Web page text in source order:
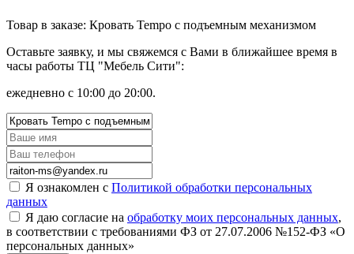
Товар в заказе: Кровать Tempo с подъемным механизмом
Оставьте заявку, и мы свяжемся с Вами в ближайшее время в
часы работы ТЦ "Мебель Сити":
ежедневно с 10:00 до 20:00.
Я ознакомлен с Политикой обработки персональных
данных
Я даю согласие на обработку моих персональных данных,
в соответствии с требованиями ФЗ от 27.07.2006 №152-ФЗ «О
персональных данных»